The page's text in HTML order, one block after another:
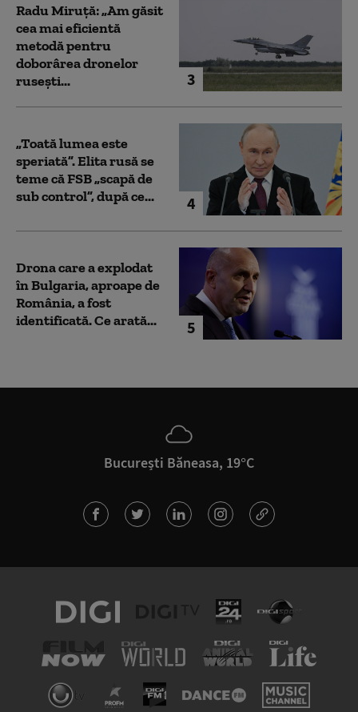
3
Radu Miruță: „Am găsit
cea mai eficientă
metodă pentru
doborârea dronelor
rusești...
4
„Toată lumea este
speriată”. Elita rusă se
teme că FSB „scapă de
sub control”, după ce...
5
Drona care a explodat
în Bulgaria, aproape de
România, a fost
identificată. Ce arată...
București Băneasa, 19°C